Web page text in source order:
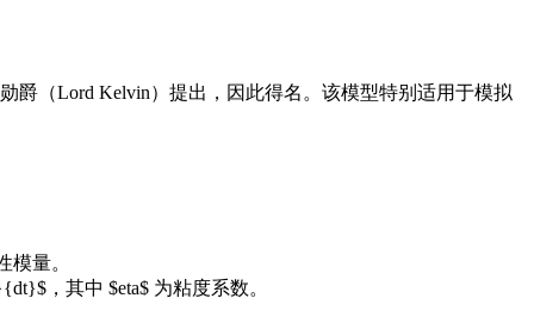
爵（Lord Kelvin）提出，因此得名。该模型特别适用于模拟
模量。
，其中 $eta$ 为粘度系数。